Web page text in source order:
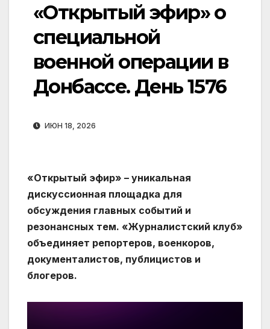
«Открытый эфир» о
специальной
военной операции в
Донбассе. День 1576
ИЮН 18, 2026
«Открытый эфир» – уникальная
дискуссионная площадка для
обсуждения главных событий и
резонансных тем. «Журналистский клуб»
объединяет репортеров, военкоров,
документалистов, публицистов и
блогеров.